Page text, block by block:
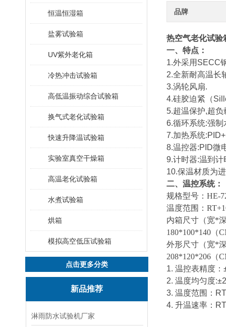
恒温恒湿箱
盐雾试验箱
UV紫外老化箱
冷热冲击试验箱
高低温振动综合试验箱
换气式老化试验箱
快速升降温试验箱
实验室真空干燥箱
高温老化试验箱
水煮试验箱
烘箱
模拟高空低压试验箱
点击更多分类
新品推荐
淋雨防水试验机厂家
品牌
热空气老化试验
一、特点：
1.外采用SECC
2.全新耐高温长
3.涡轮风扇.
4.硅胶迫紧（
5.超温保护,超
6.循环系统:强
7.加热系统
8.温控器:PID微
9.计时器:温到
10.保温材质为
二、温控系统：
规格型号：HE-
温度范围：
内箱尺寸（宽*
180*100*140（
外形尺寸（宽*
208*120*206（
1. 温控表精度
2. 温度均匀度
3. 温度范围：
4. 升温速率：